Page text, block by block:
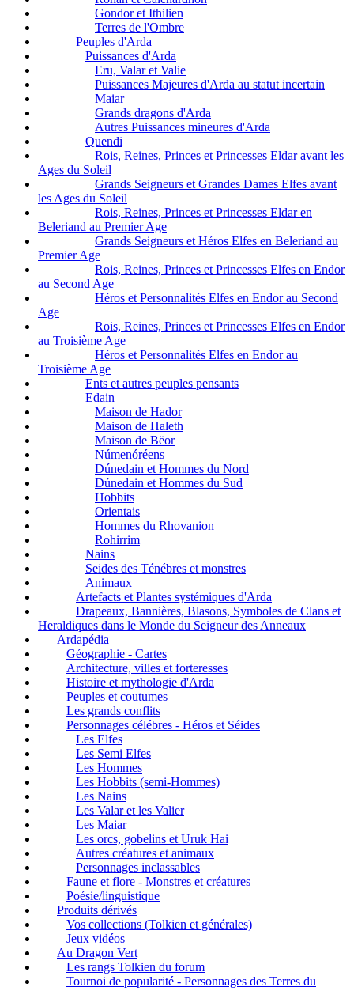
Gondor et Ithilien
Terres de l'Ombre
Peuples d'Arda
Puissances d'Arda
Eru, Valar et Valie
Puissances Majeures d'Arda au statut incertain
Maiar
Grands dragons d'Arda
Autres Puissances mineures d'Arda
Quendi
Rois, Reines, Princes et Princesses Eldar avant les
Ages du Soleil
Grands Seigneurs et Grandes Dames Elfes avant
les Ages du Soleil
Rois, Reines, Princes et Princesses Eldar en
Beleriand au Premier Age
Grands Seigneurs et Héros Elfes en Beleriand au
Premier Age
Rois, Reines, Princes et Princesses Elfes en Endor
au Second Age
Héros et Personnalités Elfes en Endor au Second
Age
Rois, Reines, Princes et Princesses Elfes en Endor
au Troisième Age
Héros et Personnalités Elfes en Endor au
Troisième Age
Ents et autres peuples pensants
Edain
Maison de Hador
Maison de Haleth
Maison de Bëor
Númenóréens
Dúnedain et Hommes du Nord
Dúnedain et Hommes du Sud
Hobbits
Orientais
Hommes du Rhovanion
Rohirrim
Nains
Seides des Ténébres et monstres
Animaux
Artefacts et Plantes systémiques d'Arda
Drapeaux, Bannières, Blasons, Symboles de Clans et
Heraldiques dans le Monde du Seigneur des Anneaux
Ardapédia
Géographie - Cartes
Architecture, villes et forteresses
Histoire et mythologie d'Arda
Peuples et coutumes
Les grands conflits
Personnages célébres - Héros et Séides
Les Elfes
Les Semi Elfes
Les Hommes
Les Hobbits (semi-Hommes)
Les Nains
Les Valar et les Valier
Les Maiar
Les orcs, gobelins et Uruk Hai
Autres créatures et animaux
Personnages inclassables
Faune et flore - Monstres et créatures
Poésie/linguistique
Produits dérivés
Vos collections (Tolkien et générales)
Jeux vidéos
Au Dragon Vert
Les rangs Tolkien du forum
Tournoi de popularité - Personnages des Terres du